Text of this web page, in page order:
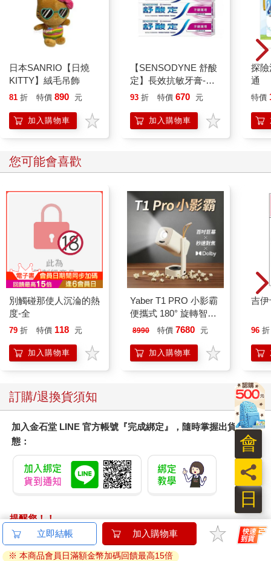
日本SANRIO【日燒
KITTY】絨毛吊飾
81 折 特價 890 元
加入購物車
【SENSODYNE 舒酸
定】長效抗敏牙膏-牙
齦護理160gx3入
93 折 特價 670 元
加入購物車
探
通
特價
您可能會喜歡
別觸碰那使人沉淪的熱
度-全
79 折 特價 118 元
加入購物車
Yaber T1 PRO 小影霸
便攜式 180° 旋轉智能
投影機
8990 特價 7680 元
加入購物車
吉
96 折
訂購/退換貨須知
加入金石堂 LINE 官方帳號『完成綁定』，隨時掌握出貨動
態：
提醒您！！
金石堂及銀行均不會請您操作ATM! 如接獲電話要求您前往
ATM提款機，請不要聽從指示，以免受騙上當！
立即結帳 加入購物車
※ 本商品會員日滿額金幣加碼回饋最高15倍
日
員
會